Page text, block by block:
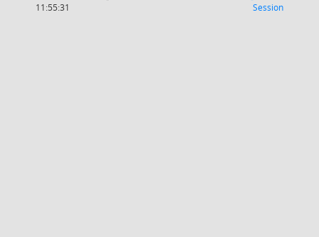
11:55:31
Session(Wird in